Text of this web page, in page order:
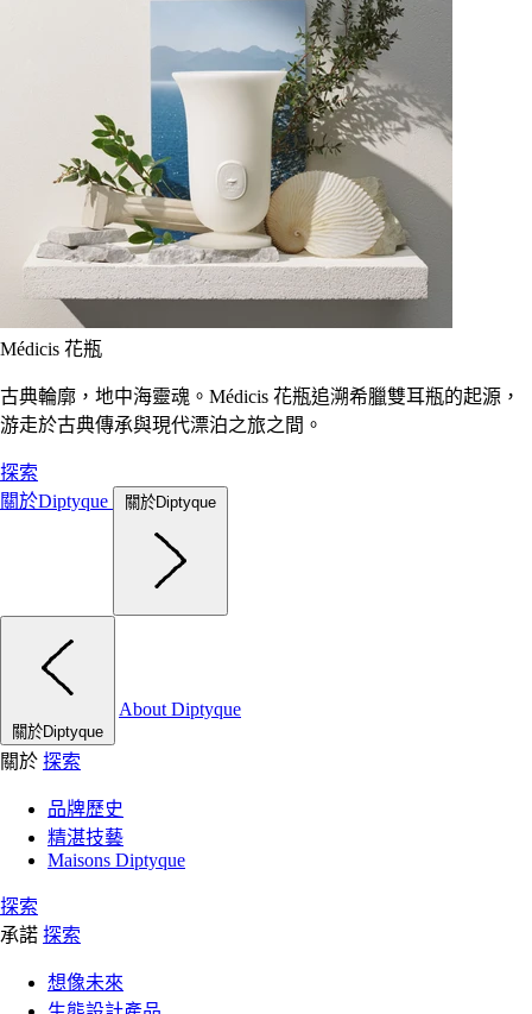
Médicis 花瓶
古典輪廓，地中海靈魂。Médicis 花瓶追溯希臘雙耳瓶的起源，
游走於古典傳承與現代漂泊之旅之間。
探索
關於Diptyque
關於Diptyque
關於Diptyque
About Diptyque
關於 探索
品牌歷史
精湛技藝
Maisons Diptyque
探索
承諾 探索
想像未來